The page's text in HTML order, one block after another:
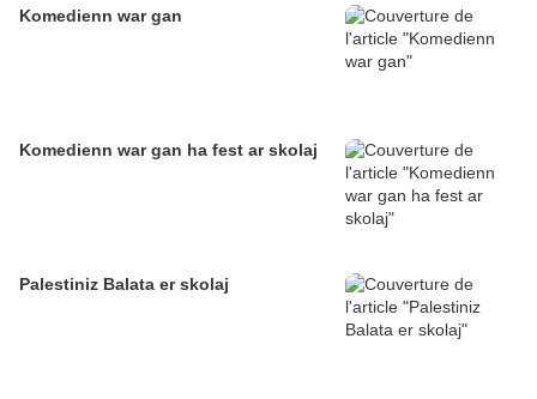
Komedienn war gan
Komedienn war gan ha fest ar skolaj
Palestiniz Balata er skolaj